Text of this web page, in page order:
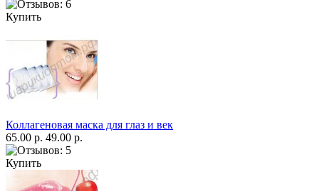
Купить
Коллагеновая маска для глаз и век
65.00 р. 49.00 р.
Купить